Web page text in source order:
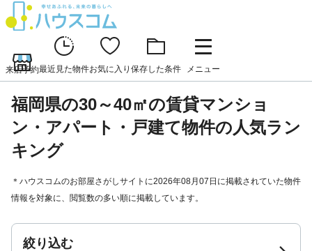
来店予約最近見た物件お気に入り 保存した条件 メニュー
福岡県の30～40㎡の賃貸マンショ
ン・アパート・戸建て物件の人気ラン
キング
＊ハウスコムのお部屋さがしサイトに2026年08月07日に掲載されていた物件
情報を対象に、閲覧数の多い順に掲載しています。
絞り込む